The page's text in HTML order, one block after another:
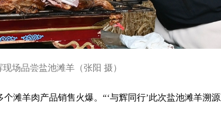
现场品尝盐池滩羊（张阳 摄）
滩羊肉产品销售火爆。“‘与辉同行’此次盐池滩羊溯